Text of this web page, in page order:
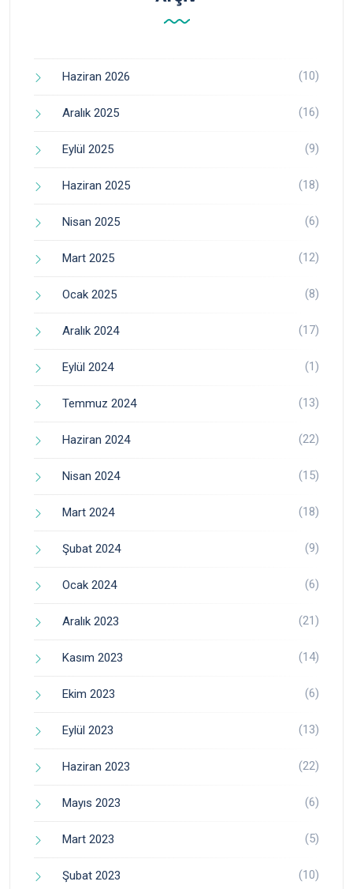
Haziran 2026 (10)
Aralık 2025 (16)
Eylül 2025 (9)
Haziran 2025 (18)
Nisan 2025 (6)
Mart 2025 (12)
Ocak 2025 (8)
Aralık 2024 (17)
Eylül 2024 (1)
Temmuz 2024 (13)
Haziran 2024 (22)
Nisan 2024 (15)
Mart 2024 (18)
Şubat 2024 (9)
Ocak 2024 (6)
Aralık 2023 (21)
Kasım 2023 (14)
Ekim 2023 (6)
Eylül 2023 (13)
Haziran 2023 (22)
Mayıs 2023 (6)
Mart 2023 (5)
Şubat 2023 (10)